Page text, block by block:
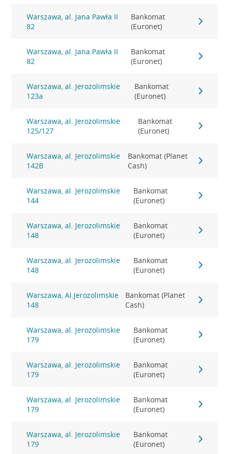
Warszawa, al. Jana Pawła II
82
Bankomat
(Euronet)
Warszawa, al. Jana Pawła II
82
Bankomat
(Euronet)
Warszawa, al. Jerozolimskie
123a
Bankomat
(Euronet)
Warszawa, al. Jerozolimskie
125/127
Bankomat
(Euronet)
Warszawa, al. Jerozolimskie
142B
Bankomat (Planet
Cash)
Warszawa, al. Jerozolimskie
144
Bankomat
(Euronet)
Warszawa, al. Jerozolimskie
148
Bankomat
(Euronet)
Warszawa, al. Jerozolimskie
148
Bankomat
(Euronet)
Warszawa, Al.Jerozolimskie
148
Bankomat (Planet
Cash)
Warszawa, al. Jerozolimskie
179
Bankomat
(Euronet)
Warszawa, al. Jerozolimskie
179
Bankomat
(Euronet)
Warszawa, al. Jerozolimskie
179
Bankomat
(Euronet)
Warszawa, al. Jerozolimskie
179
Bankomat
(Euronet)